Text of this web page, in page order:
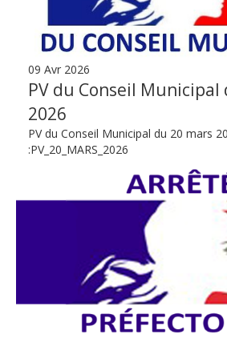
09 Avr 2026
PV du Conseil Municipal
2026
PV du Conseil Municipal du 20 mars
:PV_20_MARS_2026